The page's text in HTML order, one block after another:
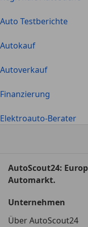
Auto Testberichte
Autokauf
Autoverkauf
Finanzierung
Elektroauto-Berater
AutoScout24:
Automarkt.
Unternehmen
Über AutoScout24